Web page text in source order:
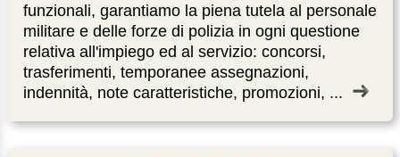
funzionali, garantiamo la piena tutela al personale
militare e delle forze di polizia in ogni questione
relativa all'impiego ed al servizio: concorsi,
trasferimenti, temporanee assegnazioni,
indennità, note caratteristiche, promozioni, ...